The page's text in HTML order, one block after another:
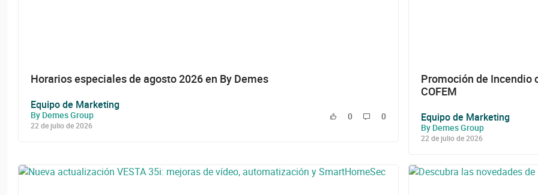
Horarios especiales de agosto 2026 en By Demes
Equipo de Marketing
By Demes Group
22 de julio de 2026
0 0
Promoción de Incendio
COFEM
Equipo de Marketing
By Demes Group
22 de julio de 2026